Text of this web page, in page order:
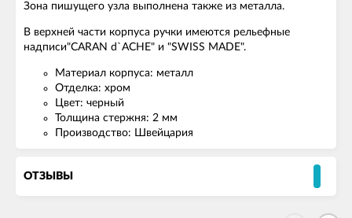
Зона пишущего узла выполнена также из металла.
В верхней части корпуса ручки имеются рельефные
надписи"CARAN d`ACHE" и "SWISS MADE".
Материал корпуса: металл
Отделка: хром
Цвет: черный
Толщина стержня: 2 мм
Производство: Швейцария
ОТЗЫВЫ